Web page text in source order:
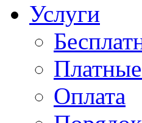
Услуги
Оплата